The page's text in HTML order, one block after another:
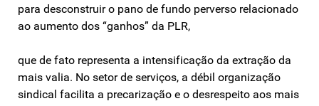
para desconstruir o pano de fundo perverso relacionado
ao aumento dos “ganhos” da PLR,
que de fato representa a intensificação da extração da
mais valia. No setor de serviços, a débil organização
sindical facilita a precarização e o desrespeito aos mais